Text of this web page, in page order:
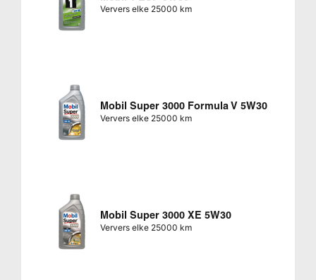
Ververs elke 25000 km
Mobil Super 3000 Formula V 5W30
Ververs elke 25000 km
Mobil Super 3000 XE 5W30
Ververs elke 25000 km